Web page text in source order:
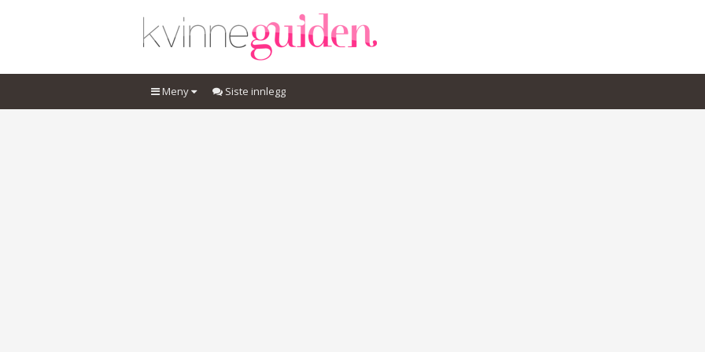
Meny Siste innlegg